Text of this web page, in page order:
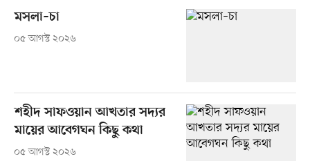
মসলা–চা
০৫ আগস্ট ২০২৬
শহীদ সাফওয়ান আখতার সদ্যর
মায়ের আবেগঘন কিছু কথা
০৫ আগস্ট ২০২৬